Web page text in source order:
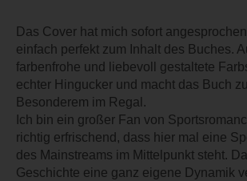
Das Cover hat mich sofort
einfach perfekt zum Inhalt des Buches.
farbenfrohe und liebevoll gestaltete
echter Hingucker und macht das Buch
Besonderem im Regal.
Ich bin ein großer Fan von
richtig erfrischend, dass hier mal eine
des Mainstreams im Mittelpunkt steht.
Geschichte eine ganz eigene Dynamik